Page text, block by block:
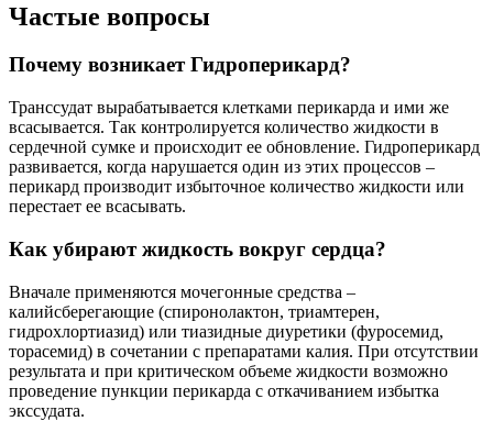
Частые вопросы
Почему возникает Гидроперикард?
Транссудат вырабатывается клетками перикарда и ими же
всасывается. Так контролируется количество жидкости в
сердечной сумке и происходит ее обновление. Гидроперикард
развивается, когда нарушается один из этих процессов –
перикард производит избыточное количество жидкости или
перестает ее всасывать.
Как убирают жидкость вокруг сердца?
Вначале применяются мочегонные средства –
калийсберегающие (спиронолактон, триамтерен,
гидрохлортиазид) или тиазидные диуретики (фуросемид,
торасемид) в сочетании с препаратами калия. При отсутствии
результата и при критическом объеме жидкости возможно
проведение пункции перикарда с откачиванием избытка
экссудата.